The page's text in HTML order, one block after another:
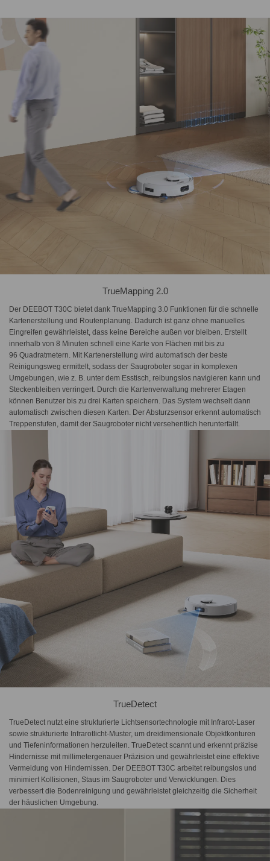
TrueMapping 2.0
Der DEEBOT T30C bietet dank TrueMapping 3.0 Funktionen für die schnelle
Kartenerstellung und Routenplanung. Dadurch ist ganz ohne manuelles
Eingreifen gewährleistet, dass keine Bereiche außen vor bleiben. Erstellt
innerhalb von 8 Minuten schnell eine Karte von Flächen mit bis zu
96 Quadratmetern. Mit Kartenerstellung wird automatisch der beste
Reinigungsweg ermittelt, sodass der Saugroboter sogar in komplexen
Umgebungen, wie z. B. unter dem Esstisch, reibungslos navigieren kann und
Steckenbleiben verringert. Durch die Kartenverwaltung mehrerer Etagen
können Benutzer bis zu drei Karten speichern. Das System wechselt dann
automatisch zwischen diesen Karten. Der Absturzsensor erkennt automatisch
Treppenstufen, damit der Saugroboter nicht versehentlich herunterfällt.
TrueDetect
TrueDetect nutzt eine strukturierte Lichtsensortechnologie mit Infrarot-Laser
sowie strukturierte Infrarotlicht-Muster, um dreidimensionale Objektkonturen
und Tiefeninformationen herzuleiten. TrueDetect scannt und erkennt präzise
Hindernisse mit millimetergenauer Präzision und gewährleistet eine effektive
Vermeidung von Hindernissen. Der DEEBOT T30C arbeitet reibungslos und
minimiert Kollisionen, Staus im Saugroboter und Verwicklungen. Dies
verbessert die Bodenreinigung und gewährleistet gleichzeitig die Sicherheit
der häuslichen Umgebung.